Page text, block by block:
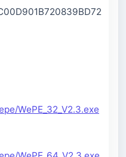
WePE_32_V2.3.exe